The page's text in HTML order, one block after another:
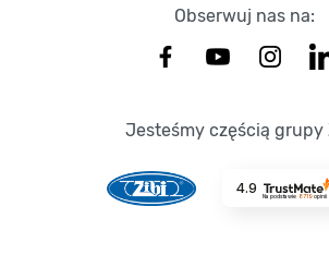
Obserwuj nas na:
Jesteśmy częścią grupy
4.9
Na podstawie 8719opinii